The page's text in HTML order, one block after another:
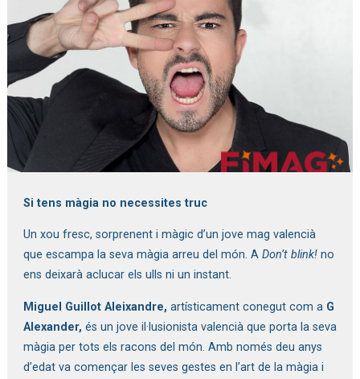
Si tens màgia no necessites truc
Un xou fresc, sorprenent i màgic d’un jove mag valencià
que escampa la seva màgia arreu del món. A Don’t blink! no
ens deixarà aclucar els ulls ni un instant.
Miguel Guillot Aleixandre, artísticament conegut com a G
Alexander, és un jove il·lusionista valencià que porta la seva
màgia per tots els racons del món. Amb només deu anys
d’edat va començar les seves gestes en l’art de la màgia i